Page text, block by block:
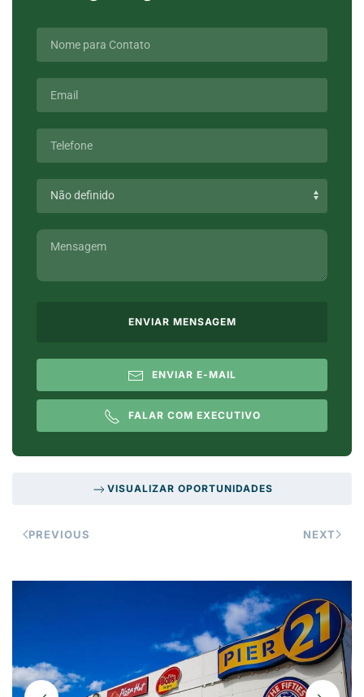
ENVIAR MENSAGEM
ENVIAR E-MAIL
FALAR COM EXECUTIVO
VISUALIZAR OPORTUNIDADES
PREVIOUS NEXT